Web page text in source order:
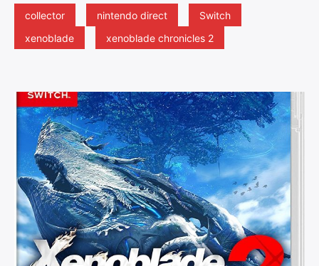
collector nintendo direct
Switch
xenoblade
xenoblade chronicles 2